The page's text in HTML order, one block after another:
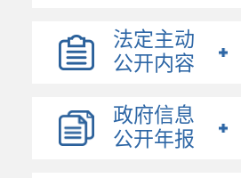
法定主动
公开内容
政府信息
公开年报